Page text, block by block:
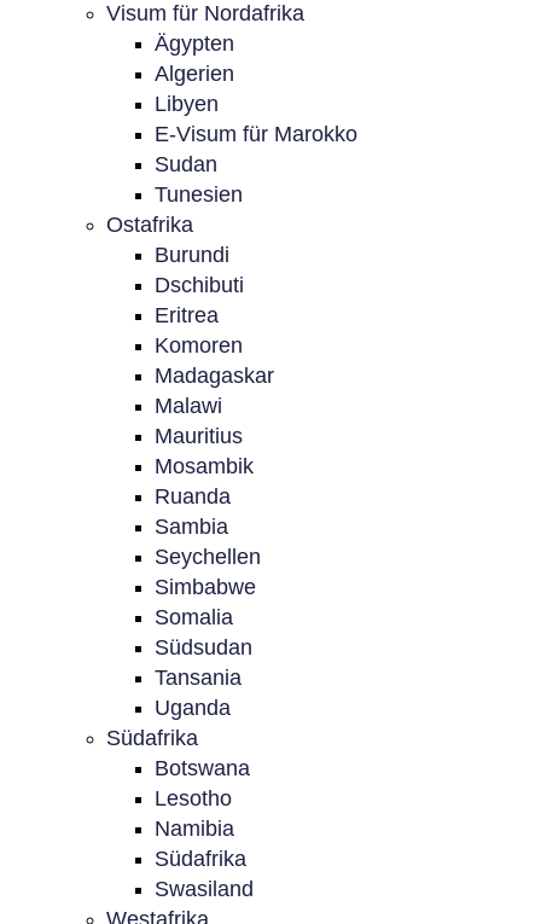
Visum für Nordafrika
Ägypten
Algerien
Libyen
E-Visum für Marokko
Sudan
Tunesien
Ostafrika
Burundi
Dschibuti
Eritrea
Komoren
Madagaskar
Malawi
Mauritius
Mosambik
Ruanda
Sambia
Seychellen
Simbabwe
Somalia
Südsudan
Tansania
Uganda
Südafrika
Botswana
Lesotho
Namibia
Südafrika
Swasiland